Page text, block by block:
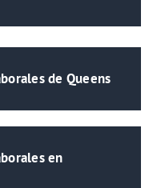
de Queens
en